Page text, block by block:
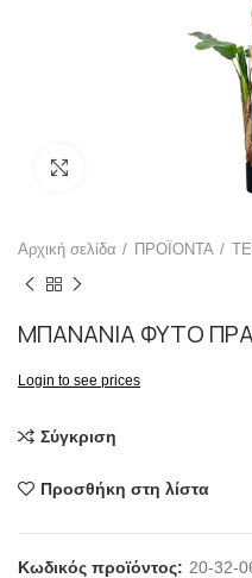
Αρχική σελίδα ΠΡΟΪΟΝΤΑ
ΜΠΑΝΑΝΙΑ ΦΥΤΟ
Login to see prices
Σύγκριση
Προσθήκη στη λίστα
Κωδικός προϊόντος: 20-32-